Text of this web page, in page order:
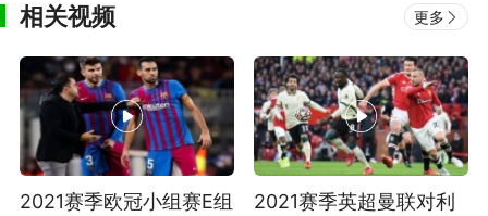
相关视频 更多
2021赛季欧冠小组赛E组
2021赛季英超曼联对利